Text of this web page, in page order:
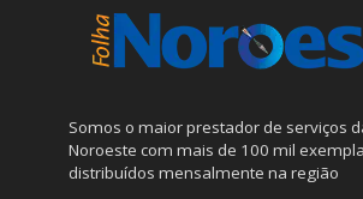
Somos o maior prestador de serviços
Noroeste com mais de 100 mil
distribuídos mensalmente na região